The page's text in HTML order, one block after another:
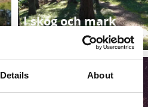
Details About
I skog och mark